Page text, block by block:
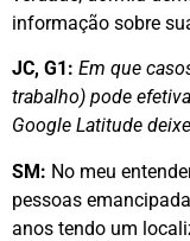
informação sobre
JC, G1: Em que
trabalho) pode
Google Latitude
SM: No meu
pessoas
anos tendo um